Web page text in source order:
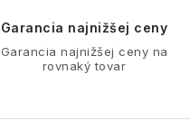
Garancia najnižšej ceny
Garancia najnižšej ceny na
rovnaký tovar